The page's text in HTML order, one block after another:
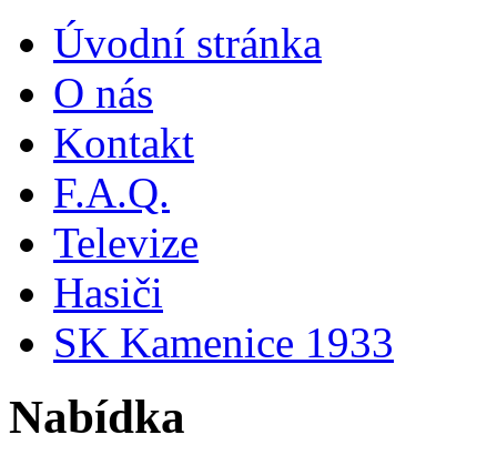
Úvodní stránka
O nás
Kontakt
F.A.Q.
Televize
Hasiči
SK Kamenice 1933
Nabídka